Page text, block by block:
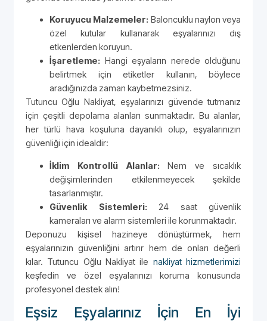
Koruyucu Malzemeler: Baloncuklu naylon veya
özel kutular kullanarak eşyalarınızı dış
etkenlerden koruyun.
İşaretleme: Hangi eşyaların nerede olduğunu
belirtmek için etiketler kullanın, böylece
aradığınızda zaman kaybetmezsiniz.
Tutuncu Oğlu Nakliyat, eşyalarınızı güvende tutmanız
için çeşitli depolama alanları sunmaktadır. Bu alanlar,
her türlü hava koşuluna dayanıklı olup, eşyalarınızın
güvenliği için idealdir:
İklim Kontrollü Alanlar: Nem ve sıcaklık
değişimlerinden etkilenmeyecek şekilde
tasarlanmıştır.
Güvenlik Sistemleri: 24 saat güvenlik
kameraları ve alarm sistemleri ile korunmaktadır.
Deponuzu kişisel hazineye dönüştürmek, hem
eşyalarınızın güvenliğini artırır hem de onları değerli
kılar. Tutuncu Oğlu Nakliyat ile nakliyat hizmetlerimizi
keşfedin ve özel eşyalarınızı koruma konusunda
profesyonel destek alın!
Eşsiz Eşyalarınız İçin En İyi